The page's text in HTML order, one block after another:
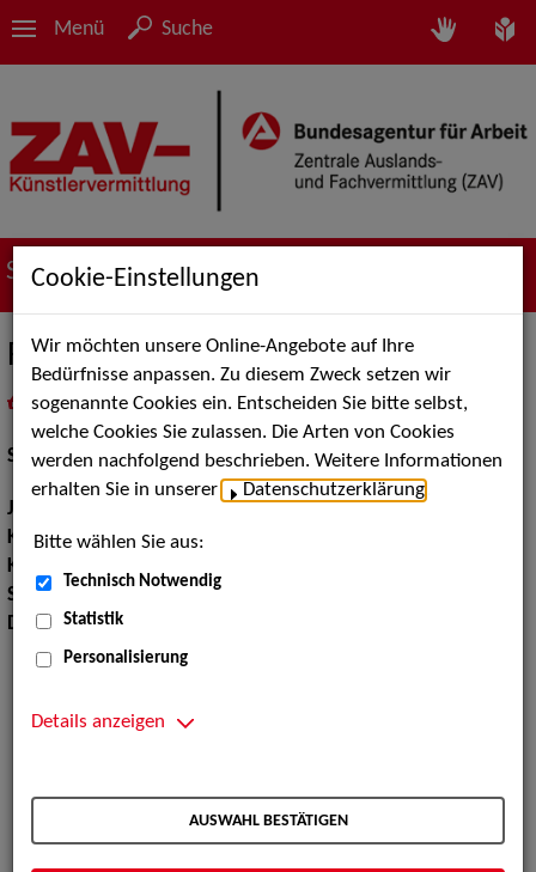
Menü Suche
Suche nach Künstler*innen
Franziska Mencz
als PDF speichern
inMeine Merklistelegen
Schauspiel:Bühne, Film und TV
Jahrgang:
Körpergröße:165 cm
Konfektionsgröße:
Sprachen:
Englisch, Französisch
Dialekte:Schwäbisch
Cookie-Einstellungen
Wir möchten unsere Online-Angebote auf Ihre
Bedürfnisse anpassen. Zu diesem Zweck setzen wir
sogenannte Cookies ein. Entscheiden Sie bitte selbst,
welche Cookies Sie zulassen. Die Arten von Cookies
werden nachfolgend beschrieben. Weitere Informationen
erhalten Sie in unserer
Datenschutzerklärung
Bitte wählen Sie aus:
Technisch Notwendig
Statistik
Personalisierung
Details anzeigen
AUSWAHL BESTÄTIGEN